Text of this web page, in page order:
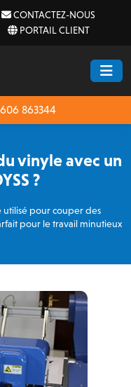
CONTACTEZ-NOUS
PORTAIL CLIENT
863344
vinyle avec un
?
utilisé pour couper des
pour le travail minutieux